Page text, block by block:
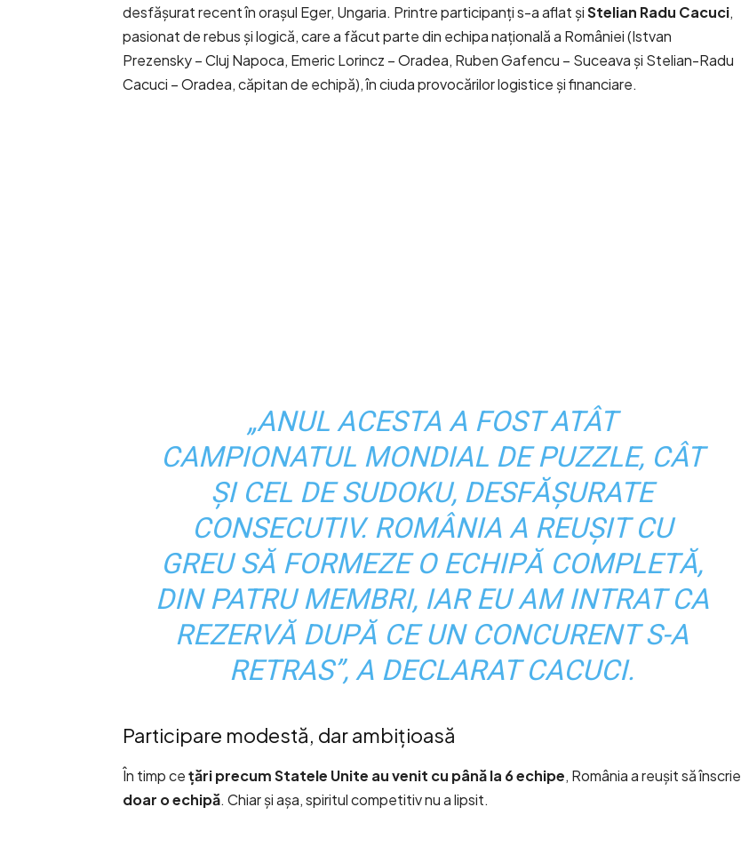
desfășurat recent în orașul Eger, Ungaria. Printre participanți s-a aflat șiStelian Radu Cacuci,
pasionat de rebus și logică, care a făcut parte din echipa națională a României (Istvan
Prezensky – Cluj Napoca, Emeric Lorincz – Oradea, Ruben Gafencu – Suceava și Stelian-Radu
Cacuci – Oradea, căpitan de echipă), în ciuda provocărilor logistice și financiare.
„ANUL ACESTA A FOST ATÂT
CAMPIONATUL MONDIAL DE PUZZLE, CÂT
ȘI CEL DE SUDOKU, DESFĂȘURATE
CONSECUTIV. ROMÂNIA A REUȘIT CU
GREU SĂ FORMEZE O ECHIPĂ COMPLETĂ,
DIN PATRU MEMBRI, IAR EU AM INTRAT CA
REZERVĂ DUPĂ CE UN CONCURENT S-A
RETRAS”, A DECLARAT CACUCI.
Participare modestă, dar ambițioasă
În timp cețări precum Statele Unite au venit cu până la 6 echipe, România a reușit să înscrie
doar o echipă. Chiar și așa, spiritul competitiv nu a lipsit.